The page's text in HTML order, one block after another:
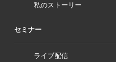
私のストーリー
セミナー
ライブ配信